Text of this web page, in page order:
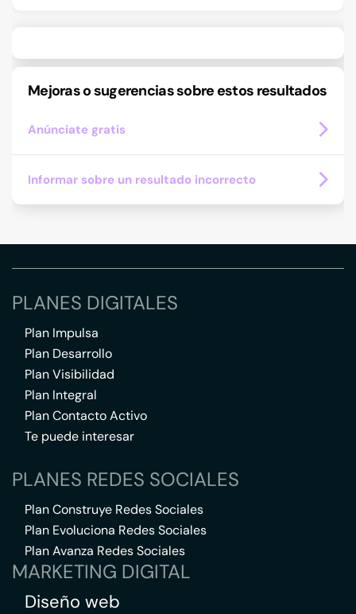
Mejoras o sugerencias sobre estos resultados
Anúnciate gratis
Informar sobre un resultado incorrecto
PLANES DIGITALES
Plan Impulsa
Plan Desarrollo
Plan Visibilidad
Plan Integral
Plan Contacto Activo
Te puede interesar
PLANES REDES SOCIALES
Plan Construye Redes Sociales
Plan Evoluciona Redes Sociales
Plan Avanza Redes Sociales
MARKETING DIGITAL
Diseño web